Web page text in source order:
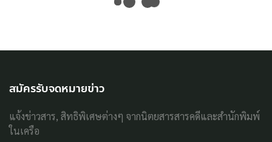
สมัครรับจดหมายข่าว
แจ้งข่าวสาร, สิทธิพิเศษต่างๆ จากนิตยสารสารคดีและสำนักพิมพ์
ในเครือ